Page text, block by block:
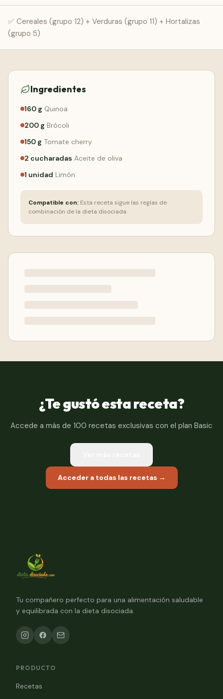
✅ Cereales (grupo 12) + Verduras (grupo 11) + Hortalizas
(grupo 5)
Ingredientes
160 g Quinoa
200 g Brócoli
150 g Tomate cherry
2 cucharadas Aceite de oliva
1 unidad Limón
Compatible con: Esta receta sigue las reglas de
combinación de la dieta disociada
¿Te gustó esta receta?
Accede a más de 100 recetas exclusivas con el plan Basic
Acceder a todas las recetas →
Tu compañero perfecto para una alimentación saludable
y equilibrada con la dieta disociada.
PRODUCTO
Recetas